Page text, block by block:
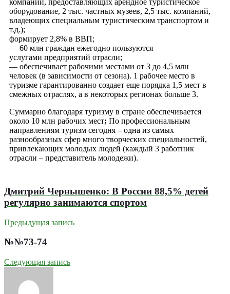
компаний, предоставляющих арендное туристическое
оборудование, 2 тыс. частных музеев, 2,5 тыс. компаний,
владеющих специальным туристическим транспортом и
т.д.);
формирует 2,8% в ВВП;
— 60 млн граждан ежегодно пользуются
услугами предприятий отрасли;
— обеспечивает рабочими местами от 3 до 4,5 млн
человек (в зависимости от сезона). 1 рабочее место в
туризме гарантированно создает еще порядка 1,5 мест в
смежных отраслях, а в некоторых регионах больше 3.
Суммарно благодаря туризму в стране обеспечивается
около 10 млн рабочих мест; По профессиональным
направлениям туризм сегодня – одна из самых
разнообразных сфер много творческих специальностей,
привлекающих молодых людей (каждый 3 работник
отрасли – представитель молодежи).
Дмитрий Чернышенко: В России 88,5% детей
регулярно занимаются спортом
Предыдущая запись
№№73-74
Следующая запись